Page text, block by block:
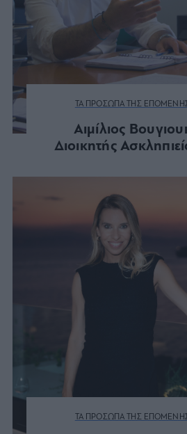
ΤΑ ΠΡΟΣΩΠΑ ΤΗΣ
Αιμίλιος
Διοικητής
ΤΑ ΠΡΟΣΩΠΑ ΤΗΣ